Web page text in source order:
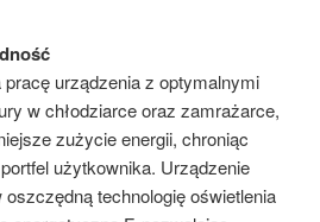
urządzenia z optymalnymi
w chłodziarce oraz zamrażarce,
zużycie energii, chroniąc
użytkownika. Urządzenie
technologię oświetlenia